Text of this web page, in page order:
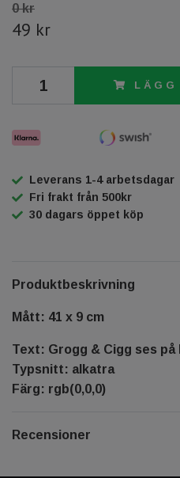
0 kr
49 kr
LÄGG
Leverans 1-4 arbetsdagar
Fri frakt från 500kr
30 dagars öppet köp
Produktbeskrivning
Mått: 41 x 9 cm
Text: Grogg & Cigg ses på
Typsnitt: alkatra
Färg: rgb(0,0,0)
Recensioner